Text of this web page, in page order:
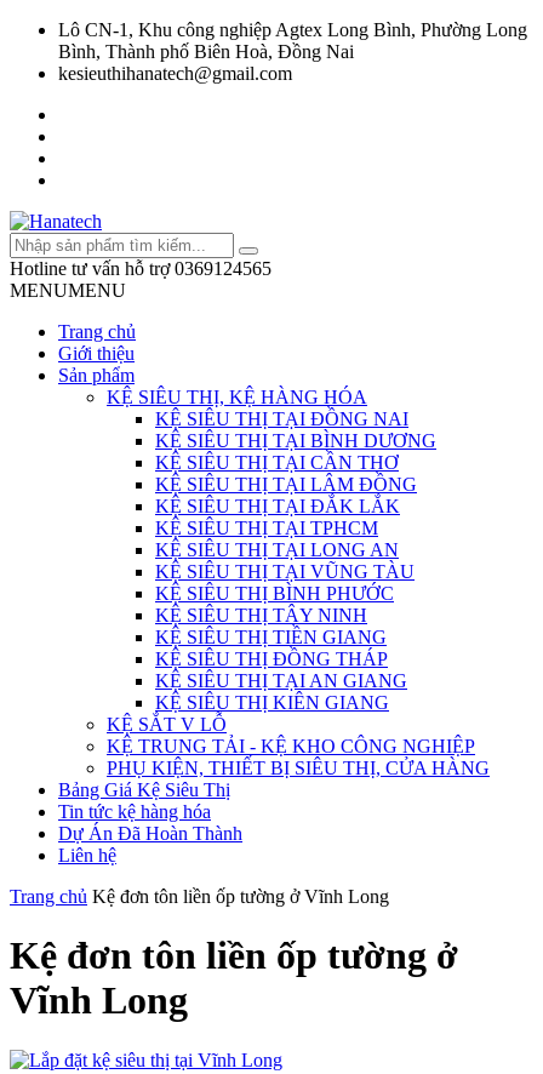
Lô CN-1, Khu công nghiệp Agtex Long Bình, Phường Long
Bình, Thành phố Biên Hoà, Đồng Nai
kesieuthihanatech@gmail.com
Hotline tư vấn hỗ trợ 0369124565
MENUMENU
Trang chủ
Giới thiệu
Sản phẩm
KỆ SIÊU THỊ, KỆ HÀNG HÓA
KỆ SIÊU THỊ TẠI ĐỒNG NAI
KỆ SIÊU THỊ TẠI BÌNH DƯƠNG
KỆ SIÊU THỊ TẠI CẦN THƠ
KỆ SIÊU THỊ TẠI LÂM ĐỒNG
KỆ SIÊU THỊ TẠI ĐẮK LẮK
KỆ SIÊU THỊ TẠI TPHCM
KỆ SIÊU THỊ TẠI LONG AN
KỆ SIÊU THỊ TẠI VŨNG TÀU
KỆ SIÊU THỊ BÌNH PHƯỚC
KỆ SIÊU THỊ TÂY NINH
KỆ SIÊU THỊ TIỀN GIANG
KỆ SIÊU THỊ ĐỒNG THÁP
KỆ SIÊU THỊ TẠI AN GIANG
KỆ SIÊU THỊ KIÊN GIANG
KỆ SẮT V LỖ
KỆ TRUNG TẢI - KỆ KHO CÔNG NGHIỆP
PHỤ KIỆN, THIẾT BỊ SIÊU THỊ, CỬA HÀNG
Bảng Giá Kệ Siêu Thị
Tin tức kệ hàng hóa
Dự Án Đã Hoàn Thành
Liên hệ
Trang chủ Kệ đơn tôn liền ốp tường ở Vĩnh Long
Kệ đơn tôn liền ốp tường ở
Vĩnh Long